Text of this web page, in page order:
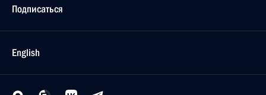
Подписаться
English